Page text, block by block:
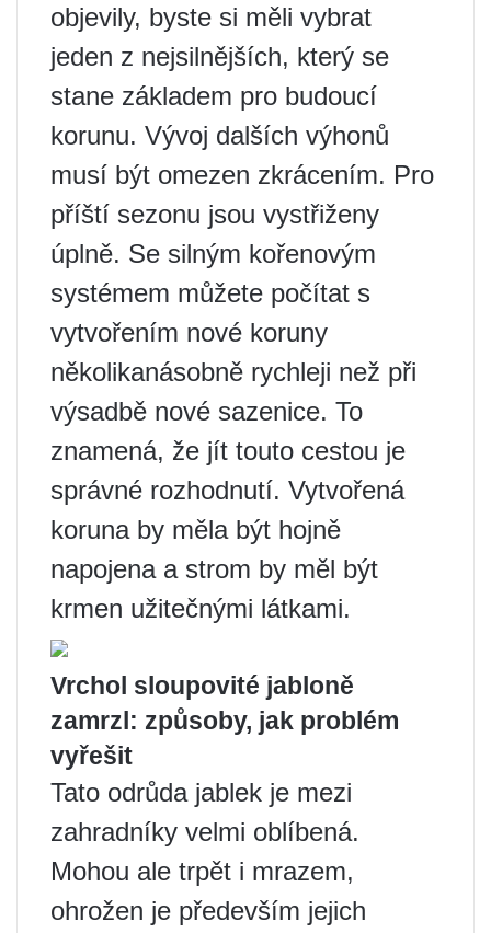
objevily, byste si měli vybrat
jeden z nejsilnějších, který se
stane základem pro budoucí
korunu. Vývoj dalších výhonů
musí být omezen zkrácením. Pro
příští sezonu jsou vystřiženy
úplně. Se silným kořenovým
systémem můžete počítat s
vytvořením nové koruny
několikanásobně rychleji než při
výsadbě nové sazenice. To
znamená, že jít touto cestou je
správné rozhodnutí. Vytvořená
koruna by měla být hojně
napojena a strom by měl být
krmen užitečnými látkami.
Vrchol sloupovité jabloně
zamrzl: způsoby, jak problém
vyřešit
Tato odrůda jablek je mezi
zahradníky velmi oblíbená.
Mohou ale trpět i mrazem,
ohrožen je především jejich